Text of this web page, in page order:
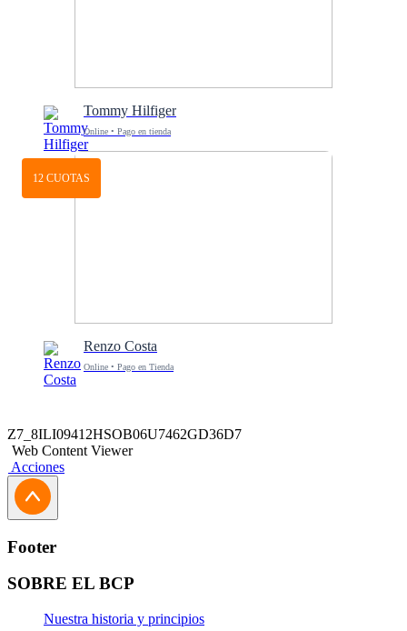
Tommy Hilfiger
Online • Pago en tienda
12 CUOTAS
Renzo Costa
Online • Pago en Tienda
Z7_8ILI09412HSOB06U7462GD36D7
Web Content Viewer
Acciones
Footer
SOBRE EL BCP
Nuestra historia y principios